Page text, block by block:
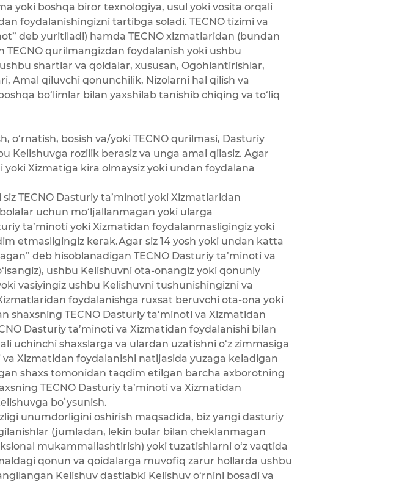
yoki boshqa biror texnologiya, usul yoki vosita orqali
foydalanishingizni tartibga soladi. TECNO tizimi va
deb yuritiladi) hamda TECNO xizmatlaridan (bundan
TECNO qurilmangizdan foydalanish yoki ushbu
shartlar va qoidalar, xususan, Ogohlantirishlar,
Amal qiluvchi qonunchilik, Nizolarni hal qilish va
bo‘limlar bilan yaxshilab tanishib chiqing va to‘liq
o‘rnatish, bosish va/yoki TECNO qurilmasi, Dasturiy
Kelishuvga rozilik berasiz va unga amal qilasiz. Agar
yoki Xizmatiga kira olmaysiz yoki undan foydalana
TECNO Dasturiy ta’minoti yoki Xizmatlaridan
uchun mo‘ljallanmagan yoki ularga
ta’minoti yoki Xizmatidan foydalanmasligingiz yoki
etmasligingiz kerak.Agar siz 14 yosh yoki undan katta
deb hisoblanadigan TECNO Dasturiy ta’minoti va
ushbu Kelishuvni ota-onangiz yoki qonuniy
vasiyingiz ushbu Kelishuvni tushunishingizni va
foydalanishga ruxsat beruvchi ota-ona yoki
shaxsning TECNO Dasturiy ta’minoti va Xizmatidan
Dasturiy ta’minoti va Xizmatidan foydalanishi bilan
uchinchi shaxslarga va ulardan uzatishni o‘z zimmasiga
Xizmatidan foydalanishi natijasida yuzaga keladigan
shaxs tomonidan taqdim etilgan barcha axborotning
TECNO Dasturiy ta’minoti va Xizmatidan
boʻysunish.
unumdorligini oshirish maqsadida, biz yangi dasturiy
(jumladan, lekin bular bilan cheklanmagan
mukammallashtirish) yoki tuzatishlarni o‘z vaqtida
qonun va qoidalarga muvofiq zarur hollarda ushbu
Kelishuv dastlabki Kelishuv o‘rnini bosadi va